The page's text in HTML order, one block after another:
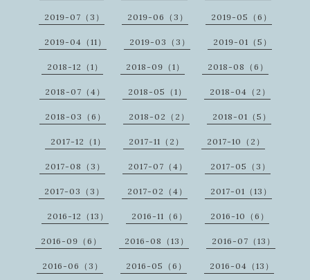
2019-07（3） 2019-06（3） 2019-05（6）
2019-04（11） 2019-03（3） 2019-01（5）
2018-12（1） 2018-09（1） 2018-08（6）
2018-07（4） 2018-05（1） 2018-04（2）
2018-03（6） 2018-02（2） 2018-01（5）
2017-12（1） 2017-11（2） 2017-10（2）
2017-08（3） 2017-07（4） 2017-05（3）
2017-03（3） 2017-02（4） 2017-01（13）
2016-12（13） 2016-11（6） 2016-10（6）
2016-09（6） 2016-08（13） 2016-07（13）
2016-06（3） 2016-05（6） 2016-04（13）